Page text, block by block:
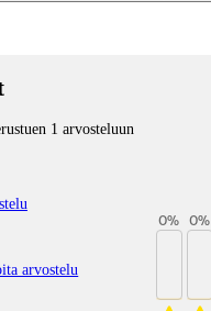
1 arvosteluun
arvostelu
0% 0%